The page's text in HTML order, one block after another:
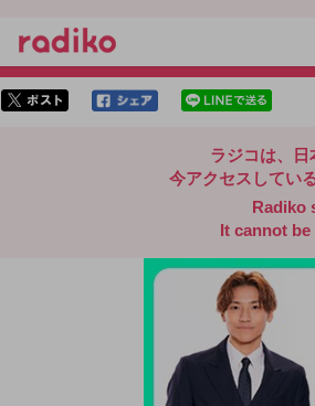
ラジコは、日
今アクセスしてい
Radiko
It cannot